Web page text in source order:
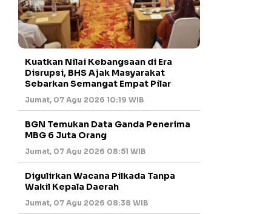
Kuatkan Nilai Kebangsaan di Era
Disrupsi, BHS Ajak Masyarakat
Sebarkan Semangat Empat Pilar
Jumat, 07 Agu 2026 10:19 WIB
BGN Temukan Data Ganda Penerima
MBG 6 Juta Orang
Jumat, 07 Agu 2026 08:51 WIB
Digulirkan Wacana Pilkada Tanpa
Wakil Kepala Daerah
Jumat, 07 Agu 2026 08:38 WIB